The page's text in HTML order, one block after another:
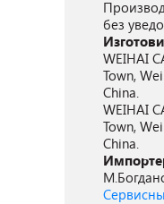
без
WEIHAI
Town,
China.
WEIHAI
Town,
China.